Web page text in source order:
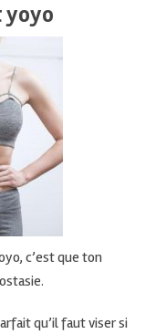
yoyo
, c’est que ton
qu’il faut viser si